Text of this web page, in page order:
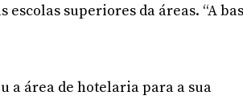
escolas superiores da áreas. “A
a área de hotelaria para a sua